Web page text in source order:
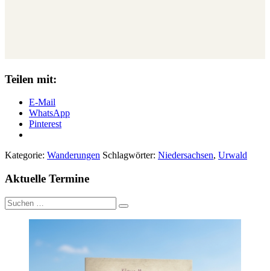
Teilen mit:
E-Mail
WhatsApp
Pinterest
Kategorie: Wanderungen Schlagwörter: Niedersachsen, Urwald
Aktuelle Termine
Suche
nach: